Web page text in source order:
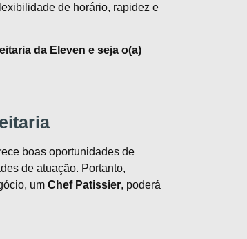
de horário, rapidez e
da Eleven e seja o(a)
boas oportunidades de
de atuação. Portanto,
um ChefPatissier, poderá